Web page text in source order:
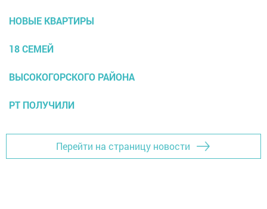
НОВЫЕ КВАРТИРЫ
18 СЕМЕЙ
ВЫСОКОГОРСКОГО РАЙОНА
РТ ПОЛУЧИЛИ
Перейти на страницу новости